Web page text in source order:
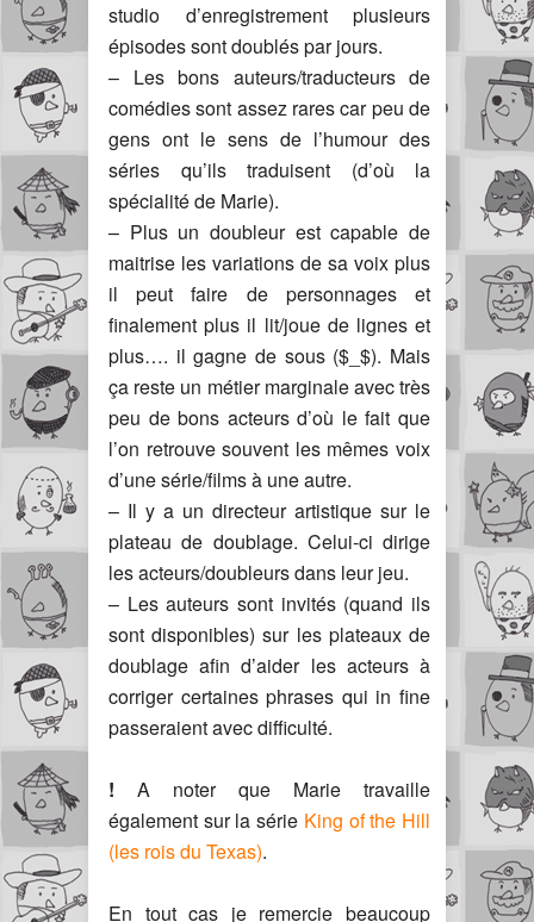
studio d’enregistrement plusieurs
épisodes sont doublés par jours.
– Les bons auteurs/traducteurs de
comédies sont assez rares car peu de
gens ont le sens de l’humour des
séries qu’ils traduisent (d’où la
spécialité de Marie).
– Plus un doubleur est capable de
maitrise les variations de sa voix plus
il peut faire de personnages et
finalement plus il lit/joue de lignes et
plus…. il gagne de sous ($_$). Mais
ça reste un métier marginale avec très
peu de bons acteurs d’où le fait que
l’on retrouve souvent les mêmes voix
d’une série/films à une autre.
– Il y a un directeur artistique sur le
plateau de doublage. Celui-ci dirige
les acteurs/doubleurs dans leur jeu.
– Les auteurs sont invités (quand ils
sont disponibles) sur les plateaux de
doublage afin d’aider les acteurs à
corriger certaines phrases qui in fine
passeraient avec difficulté.
! A noter que Marie travaille
également sur la série King of the Hill
(les rois du Texas).
En tout cas je remercie beaucoup